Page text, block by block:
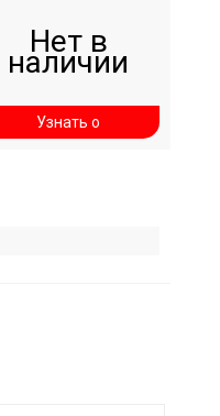
Нет в
наличии
Узнать о